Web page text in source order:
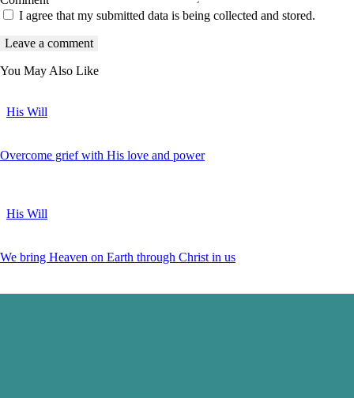
I agree that my submitted data is being collected and stored.
You May Also Like
His Will
Overcome grief with His love and power
His Will
We bring Heaven on Earth through Christ in us